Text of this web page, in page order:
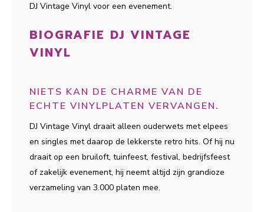
DJ Vintage Vinyl voor een evenement.
BIOGRAFIE DJ VINTAGE
VINYL
NIETS KAN DE CHARME VAN DE
ECHTE VINYLPLATEN VERVANGEN.
DJ Vintage Vinyl draait alleen ouderwets met elpees
en singles met daarop de lekkerste retro hits. Of hij nu
draait op een bruiloft, tuinfeest, festival, bedrijfsfeest
of zakelijk evenement, hij neemt altijd zijn grandioze
verzameling van 3.000 platen mee.